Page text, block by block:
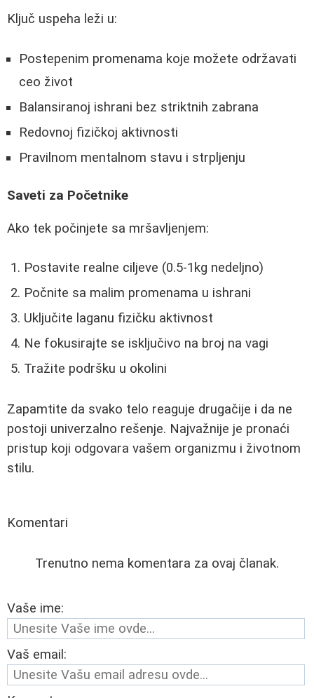
Ključ uspeha leži u:
Postepenim promenama koje možete održavati
ceo život
Balansiranoj ishrani bez striktnih zabrana
Redovnoj fizičkoj aktivnosti
Pravilnom mentalnom stavu i strpljenju
Saveti za Početnike
Ako tek počinjete sa mršavljenjem:
Postavite realne ciljeve (0.5-1kg nedeljno)
Počnite sa malim promenama u ishrani
Uključite laganu fizičku aktivnost
Ne fokusirajte se isključivo na broj na vagi
Tražite podršku u okolini
Zapamtite da svako telo reaguje drugačije i da ne
postoji univerzalno rešenje. Najvažnije je pronaći
pristup koji odgovara vašem organizmu i životnom
stilu.
Komentari
Trenutno nema komentara za ovaj članak.
Vaše ime:
Vaš email: